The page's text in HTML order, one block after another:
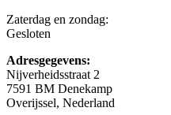
Zaterdag en zondag:
Gesloten
Adresgegevens:
Nijverheidsstraat 2
7591 BM Denekamp
Overijssel, Nederland